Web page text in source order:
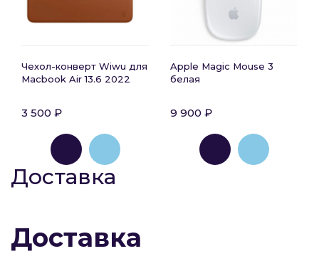
Чехол-конверт Wiwu для
Macbook Air 13.6 2022
3 500 ₽
Apple Magic Mouse 3
белая
9 900 ₽
Доставка
Доставка